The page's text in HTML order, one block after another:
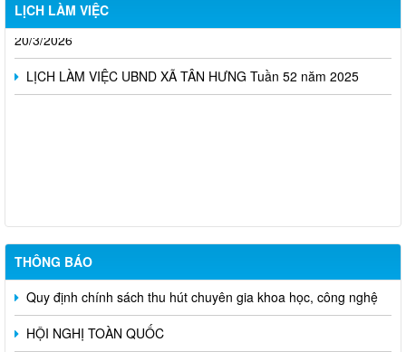
LỊCH LÀM VIỆC
Lịch làm việc tuần 11 tháng 3 năm 2026 từ ngày 16/3 đến
20/3/2026
LỊCH LÀM VIỆC UBND XÃ TÂN HƯNG Tuần 52 năm 2025
THÔNG BÁO
Xã Tân Hưng đẩy mạnh chuyển đổi số tra cứu thủ tục hành
chính
Quy định chính sách thu hút chuyên gia khoa học, công nghệ
HỘI NGHỊ TOÀN QUỐC